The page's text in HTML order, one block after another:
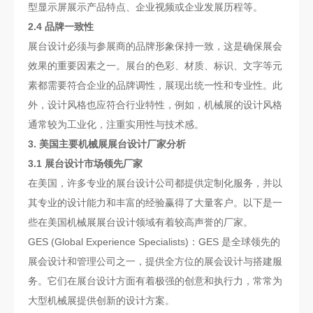
型显示屏展示产品特点、企业视频或企业发展历程等。
2.4 品牌一致性
展台设计必须与参展商的品牌形象保持一致，这是确保展会
效果的重要因素之一。展台的色彩、材质、标识、文字等元
素都需要符合企业的品牌调性，展现出统一性和专业性。此
外，设计风格也应符合行业特性，例如，机械展的设计风格
通常较为工业化，注重实用性与技术感。
3. 美国主要机械展展台设计厂家分析
3.1 展台设计市场领先厂家
在美国，许多专业的展台设计公司都提供定制化服务，并以
其专业的设计能力和丰富的经验赢得了大量客户。以下是一
些在美国机械展展台设计领域有着较高声誉的厂家。
GES (Global Experience Specialists)：GES 是全球领先的
展会设计和管理公司之一，提供全方位的展会设计与搭建服
务。它们在展台设计方面有着极强的创意和执行力，常常为
大型机械展提供创新的设计方案。